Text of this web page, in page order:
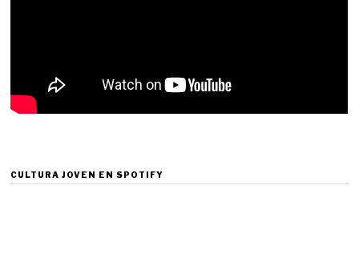
CULTURA JOVEN EN SPOTIFY